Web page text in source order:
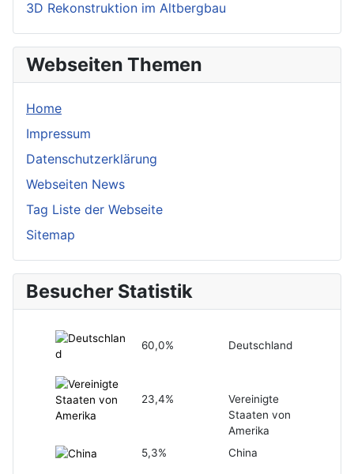
3D Rekonstruktion im Altbergbau
Webseiten Themen
Home
Impressum
Datenschutzerklärung
Webseiten News
Tag Liste der Webseite
Sitemap
Besucher Statistik
60,0% Deutschland
23,4%
Vereinigte
Staaten von
Amerika
5,3%
China